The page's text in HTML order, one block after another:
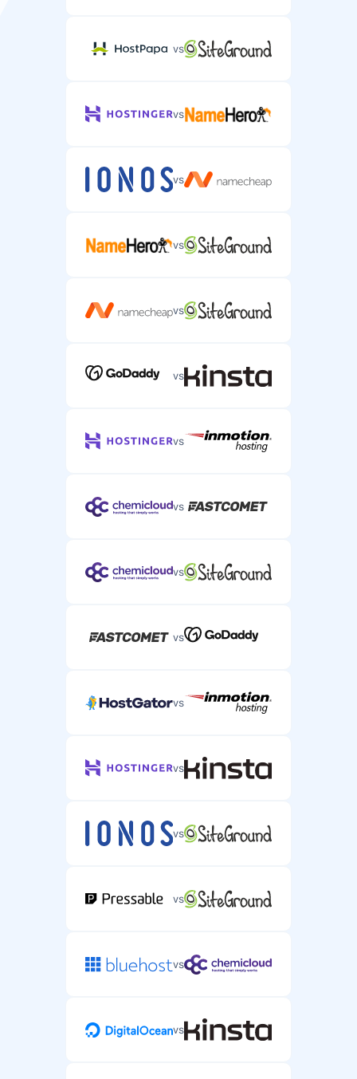
vs
vs
vs
vs
vs
vs
vs
vs
vs
vs
vs
vs
vs
vs
vs
vs